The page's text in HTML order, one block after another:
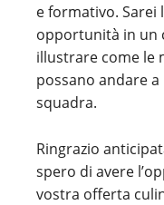
e formativo.
opportunità in un
illustrare come le
possano andare
squadra.
Ringrazio
spero di avere
vostra offerta